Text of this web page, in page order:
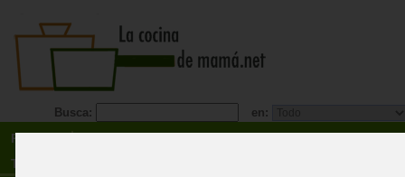
Busca: en:
Recetas
Tienda